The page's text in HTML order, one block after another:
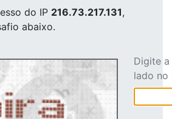
do IP 216.73.217.131,
abaixo.
Digite
lado no